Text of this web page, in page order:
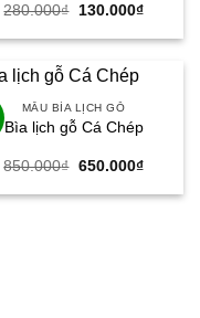
280.000₫
Giá
là:
130.000₫Giá
tại
MẪU BÌA LỊCH GỖ
Bìa lịch gỗ Cá Chép
850.000₫ Giá
là:
650.000₫Giá
tại